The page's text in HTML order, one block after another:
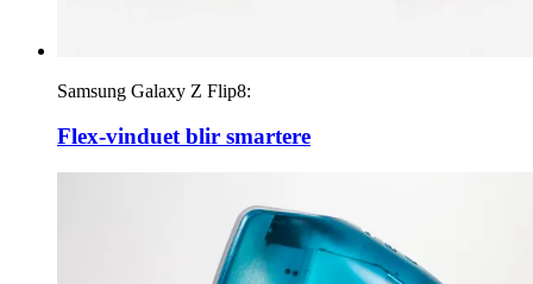
Samsung Galaxy Z Flip8:
Flex-vinduet blir smartere